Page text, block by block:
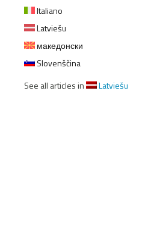
Italiano
Latviešu
македонски
Slovenščina
See all articles in
Latviešu